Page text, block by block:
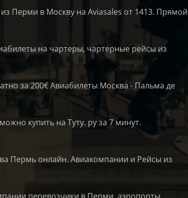
Перми в Москву на Aviasales от 1413. Прямой
на чартеры, чартерные рейсы из
за 200€ Авиабилеты Москва - Пальма де
купить на Туту. ру за 7 минут.
Пермь онлайн. Авиакомпании и Рейсы из